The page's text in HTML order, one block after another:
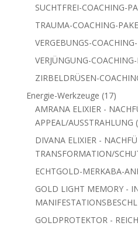
SUCHTFREI-COACHING-
TRAUMA-COACHING-
VERGEBUNGS-
VERJÜNGUNG-
ZIRBELDRÜSEN-
Energie-Werkzeuge 1717
AMRANA ELIXIER -
APPEAL/AUSSTRAHLUNG
DIVANA ELIXIER -
TRANSFORMATION/
ECHTGOLD-MERKABA-
GOLD LIGHT MEMORY -
GOLDPROTEKTOR -